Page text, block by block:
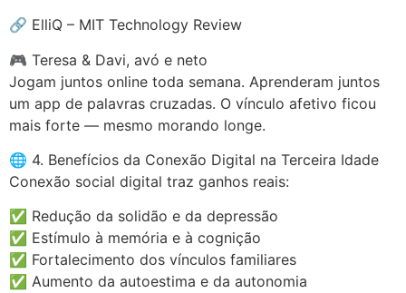
🔗 ElliQ – MIT Technology Review
🎮 Teresa & Davi, avó e neto
Jogam juntos online toda semana. Aprenderam juntos
um app de palavras cruzadas. O vínculo afetivo ficou
mais forte — mesmo morando longe.
🌐 4. Benefícios da Conexão Digital na Terceira Idade
Conexão social digital traz ganhos reais:
✅ Redução da solidão e da depressão
✅ Estímulo à memória e à cognição
✅ Fortalecimento dos vínculos familiares
✅ Aumento da autoestima e da autonomia